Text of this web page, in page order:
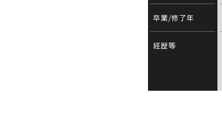
卒業/修了年
経歴等